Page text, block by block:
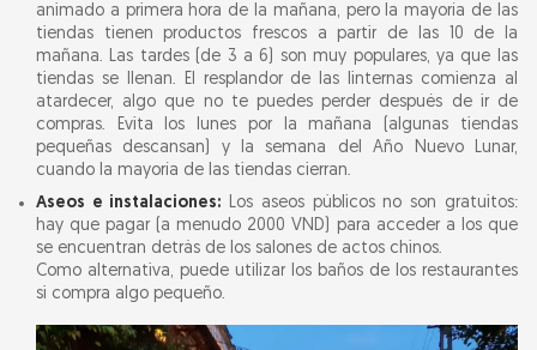
animado a primera hora de la mañana, pero la mayoría de las
tiendas tienen productos frescos a partir de las 10 de la
mañana. Las tardes (de 3 a 6) son muy populares, ya que las
tiendas se llenan. El resplandor de las linternas comienza al
atardecer, algo que no te puedes perder después de ir de
compras. Evita los lunes por la mañana (algunas tiendas
pequeñas descansan) y la semana del Año Nuevo Lunar,
cuando la mayoría de las tiendas cierran.
Aseos e instalaciones: Los aseos públicos no son gratuitos:
hay que pagar (a menudo 2000 VND) para acceder a los que
se encuentran detrás de los salones de actos chinos.
Como alternativa, puede utilizar los baños de los restaurantes
si compra algo pequeño.